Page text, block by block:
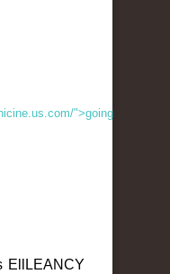
">going
EllLEANCY